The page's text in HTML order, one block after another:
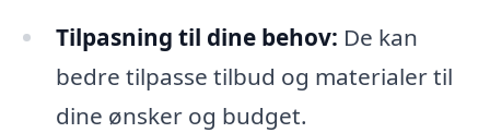
Tilpasning til dine behov: De kan
bedre tilpasse tilbud og materialer til
dine ønsker og budget.